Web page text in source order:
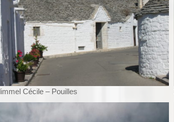
Cécile – Pouilles